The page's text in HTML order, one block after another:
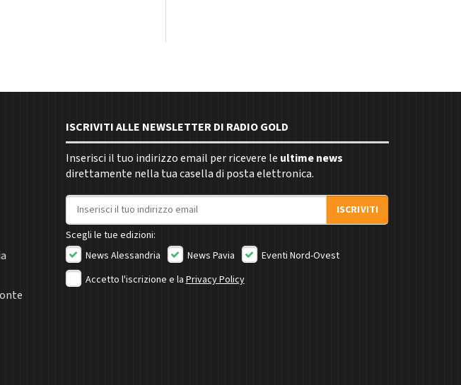
ISCRIVITI ALLE NEWSLETTER DI RADIO GOLD
Inserisci il tuo indirizzo email per ricevere le ultime news
direttamente nella tua casella di posta elettronica.
Indirizzo email
ISCRIVITI
Scegli le tue edizioni:
News Alessandria
News Pavia
Eventi Nord-Ovest
Accetto l'iscrizione e la Privacy Policy